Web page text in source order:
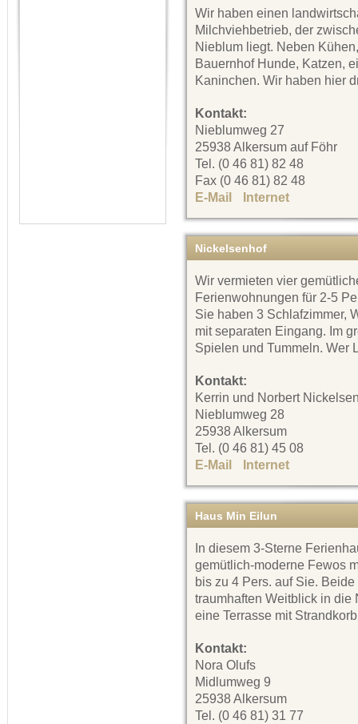
Wir haben einen
Milchviehbetrieb, der
Nieblum liegt. Neben
Bauernhof Hunde, Katzen,
Kaninchen. Wir haben hier
Kontakt:
Nieblumweg 27
25938 Alkersum auf Föhr
Tel. (0 46 81) 82 48
Fax (0 46 81) 82 48
E-Mail
Internet
Nickelsenhof
Wir vermieten vier
Ferienwohnungen für 2-5
Sie haben 3 Schlafzimmer,
mit separaten Eingang. Im
Spielen und Tummeln. Wer
Kontakt:
Kerrin und Norbert
Nieblumweg 28
25938 Alkersum
Tel. (0 46 81) 45 08
E-Mail
Internet
Haus Min Eilun
In diesem 3-Sterne
gemütlich-moderne Fewos
bis zu 4 Pers. auf Sie.
traumhaften Weitblick in die
eine Terrasse mit
Kontakt:
Nora Olufs
Midlumweg 9
25938 Alkersum
Tel. (0 46 81) 31 77